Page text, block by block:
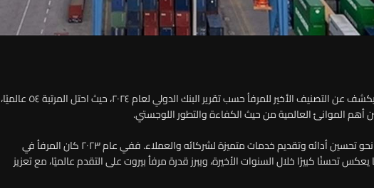
أصدرت إدارة واستثمار مرفأ بيروت بيانًا اليوم الجمعة يكشف عن التصنيف الأخير للمرفأ حسب تقرير البنك الدولي لعام ٢٠٢٤، حيث احتل المرتبة ٥٤ عالميًا،
أهم الموانئ العالمية من حيث الكفاءة والتطور اللوجستي.
ويظهر التقرير التقدم المستمر في مسيرة مرفأ بيروت نحو تحسين أدائه وتقديم خدمات متميزة لشركائه والعملاء. ففي عام ٢٠٢٣ كان المرفأ في
٨١، بينما كان في عام ٢٠٢٢ في المرتبة ٣٢٣، ما يعكس تحسنًا كبيرًا خلال السنوات الأخيرة، ويبرز قدرة مرفأ بيروت على التقدم عالميًا، مع تعزيز